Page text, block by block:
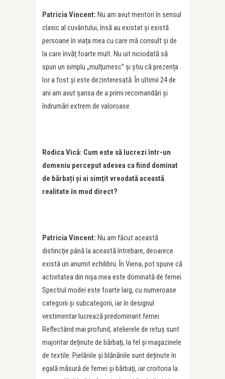
Patricia Vincent: Nu am avut mentori în sensul
clasic al cuvântului, însă au existat și există
persoane în viața mea cu care mă consult și de
la care învăț foarte mult. Nu uit niciodată să
spun un simplu „mulțumesc” și știu că prezența
lor a fost și este dezinteresată. În ultimii 24 de
ani am avut șansa de a primi recomandări și
îndrumări extrem de valoroase.
Rodica Vică: Cum este să lucrezi într-un
domeniu perceput adesea ca fiind dominat
de bărbați și ai simțit vreodată această
realitate în mod direct?
Patricia Vincent: Nu am făcut această
distincție până la această întrebare, deoarece
există un anumit echilibru. În Viena, pot spune că
activitatea din nișa mea este dominată de femei.
Spectrul modei este foarte larg, cu numeroase
categorii și subcategorii, iar în designul
vestimentar lucrează predominant femei.
Reflectând mai profund, atelierele de retuș sunt
majoritar deținute de bărbați, la fel și magazinele
de textile. Pielăriile și blănăriile sunt deținute în
egală măsură de femei și bărbați, iar croitoria la